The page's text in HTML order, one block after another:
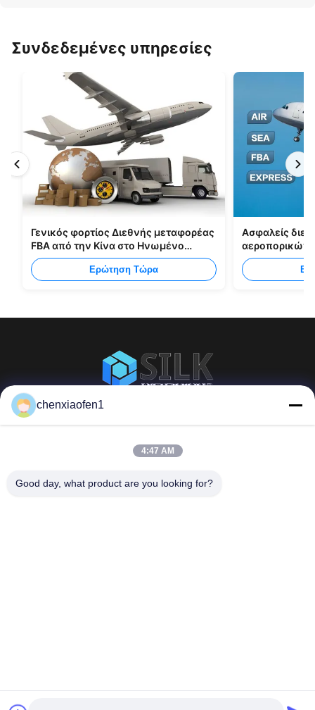
Συνδεδεμένες υπηρεσίες
Γενικός φορτίος Διεθνής μεταφορέας
FBA από την Κίνα στο Ηνωμένο
Βασίλειο Ιταλία Πορτογαλία
Ερώτηση Τώρα
Ασφαλείς
αεροπορικών
FBA Κίνα
Co. υπηρεσιών διαχείρησης οδικής επιχείρησης
μεταξιού του Πεκίνου, ΕΠΕ
Σύνδεσμοι
μας
© 2026 Beijing Silk Road Enterprise Management Services Co.,LTD. All
chenxiaofen1
4:47 AM
Good day, what product are you looking for?